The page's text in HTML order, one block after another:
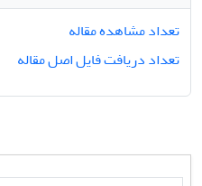
تعداد مشاهده مقاله
تعداد دریافت فایل اصل مقاله